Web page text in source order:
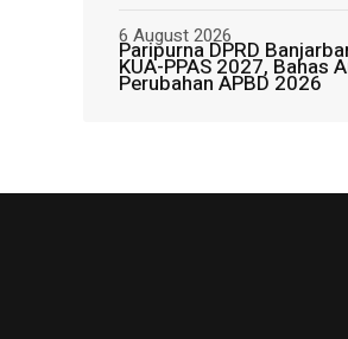
Paripurna DPRD
KUA-PPAS 2027, Bahas
Perubahan APBD 2026
6 August 2026